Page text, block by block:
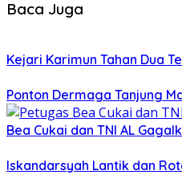
Baca Juga
Kejari Karimun Tahan Dua
Ponton Dermaga Tanjung
Bea Cukai dan TNI AL
Iskandarsyah Lantik dan